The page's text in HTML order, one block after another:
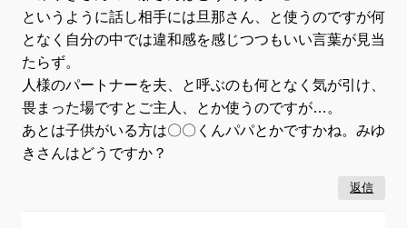
というように話し相手には旦那さん、と使うのですが何
となく自分の中では違和感を感じつつもいい言葉が見当
たらず。
人様のパートナーを夫、と呼ぶのも何となく気が引け、
畏まった場ですとご主人、とか使うのですが…。
あとは子供がいる方は〇〇くんパパとかですかね。みゆ
きさんはどうですか？
返信